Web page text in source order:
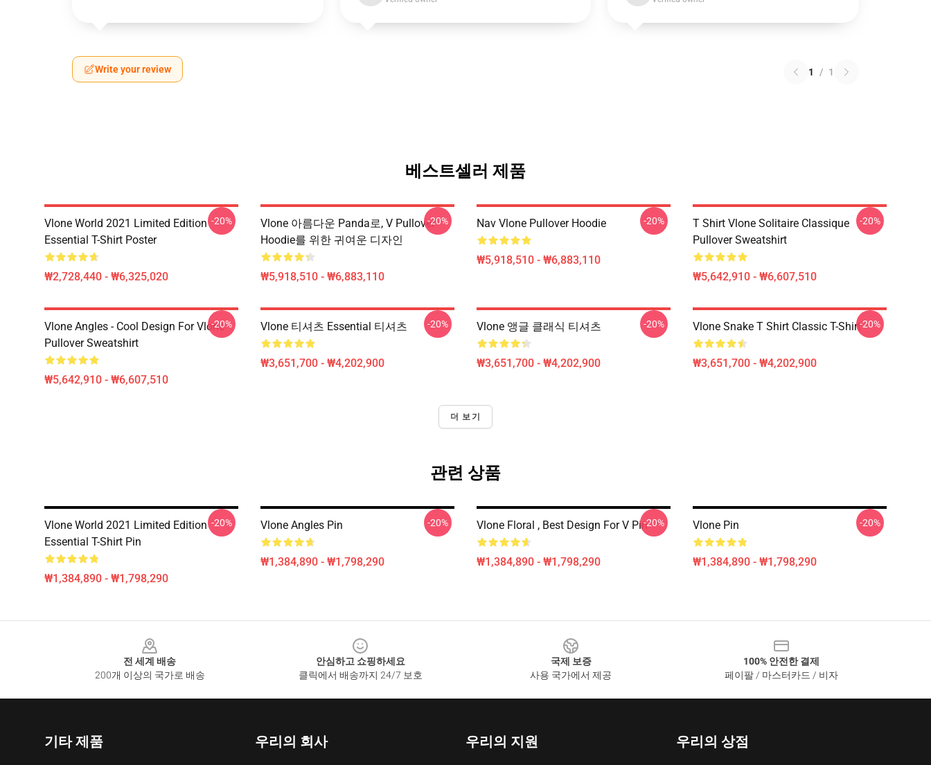
Write your review 1 / 1
베스트셀러 제품
Vlone World 2021 Limited Edition
Essential T-Shirt Poster
₩2,728,440 - ₩6,325,020
-20%
Vlone 아름다운 Panda로, V Pullover
Hoodie를 위한 귀여운 디자인
₩5,918,510 - ₩6,883,110
-20% Nav Vlone Pullover Hoodie
₩5,918,510 - ₩6,883,110
-20%
T Shirt Vlone Solitaire Classique
Pullover Sweatshirt
₩5,642,910 - ₩6,607,510
-20%
Vlone Angles - Cool Design For Vlone
Pullover Sweatshirt
₩5,642,910 - ₩6,607,510
-20% Vlone 티셔츠 Essential 티셔츠
₩3,651,700 - ₩4,202,900
-20% Vlone 앵글 클래식 티셔츠
₩3,651,700 - ₩4,202,900
-20% Vlone Snake T Shirt Classic T-Shirt
₩3,651,700 - ₩4,202,900
-20%
더 보기
관련 상품
Vlone World 2021 Limited Edition
Essential T-Shirt Pin
₩1,384,890 - ₩1,798,290
-20% Vlone Angles Pin
₩1,384,890 - ₩1,798,290
-20% Vlone Floral , Best Design For V Pin
₩1,384,890 - ₩1,798,290
-20% Vlone Pin
₩1,384,890 - ₩1,798,290
-20%
전 세계 배송
200개 이상의 국가로 배송
안심하고 쇼핑하세요
클릭에서 배송까지 24/7 보호
국제 보증
사용 국가에서 제공
100% 안전한 결제
페이팔 / 마스터카드 / 비자
기타 제품 우리의 회사 우리의 지원 우리의 상점